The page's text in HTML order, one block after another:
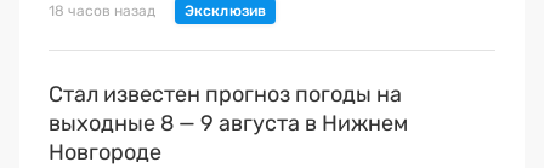
18 часов назад
Стал известен прогноз погоды на
выходные 8 — 9 августа в Нижнем
Новгороде